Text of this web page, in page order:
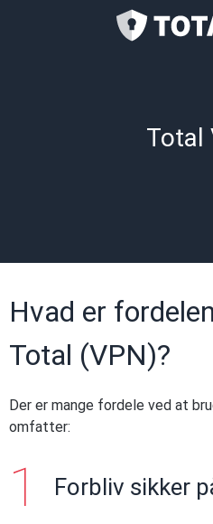
Total
Hvad er
Total (VPN)?
Der er mange fordele ved at
omfatter:
Forbliv sikker